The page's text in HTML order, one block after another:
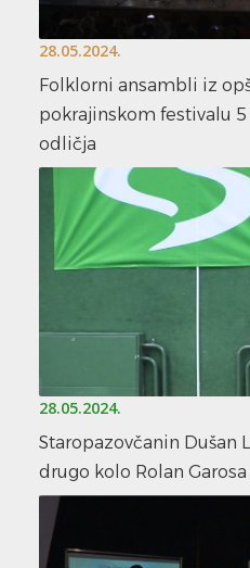
28.05.2024.
Folklorni ansambli iz
pokrajinskom festivalu
odličja
28.05.2024.
Staropazovčanin Dušan
drugo kolo Rolan Garosa